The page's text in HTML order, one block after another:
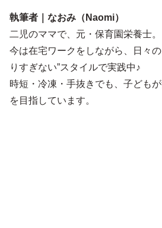
執筆者｜なおみ（Naomi）
二児のママで、元・保育園栄養士。
今は在宅ワークをしながら、日々
りすぎない”スタイルで実践中♪
時短・冷凍・手抜きでも、子ども
を目指しています。